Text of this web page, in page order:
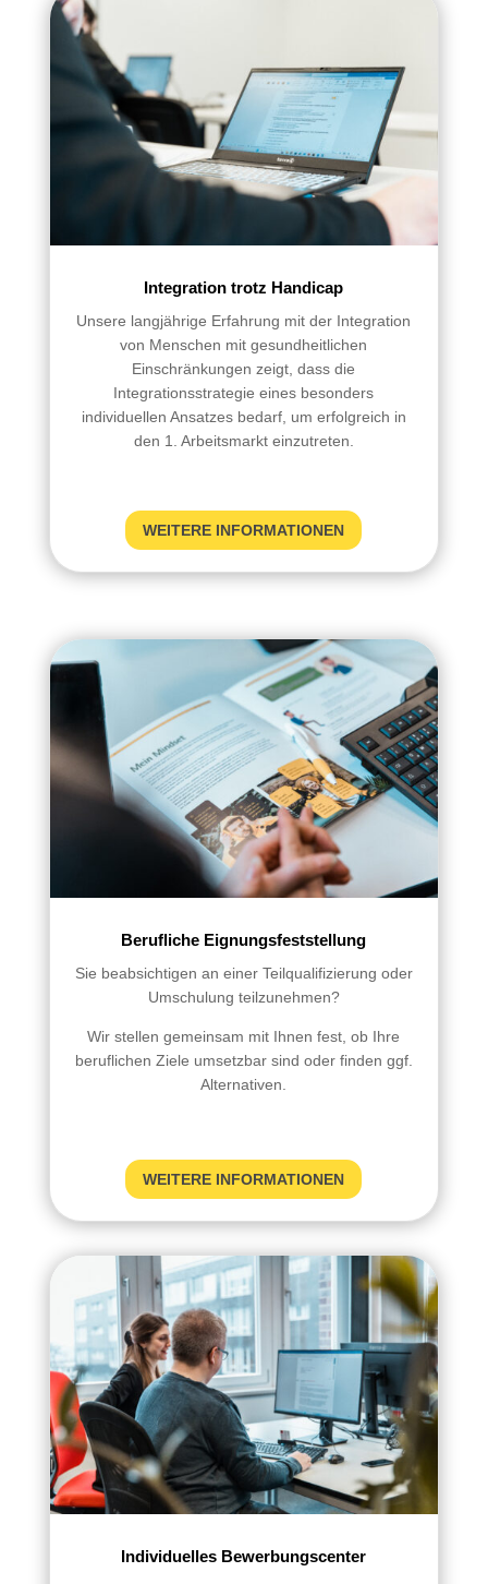
Integration trotz Handicap
Unsere langjährige Erfahrung mit der Integration
von Menschen mit gesundheitlichen
Einschränkungen zeigt, dass die
Integrationsstrategie eines besonders
individuellen Ansatzes bedarf, um erfolgreich in
den 1. Arbeitsmarkt einzutreten.
WEITERE INFORMATIONEN
Berufliche Eignungsfeststellung
Sie beabsichtigen an einer Teilqualifizierung oder
Umschulung teilzunehmen?
Wir stellen gemeinsam mit Ihnen fest, ob Ihre
beruflichen Ziele umsetzbar sind oder finden ggf.
Alternativen.
WEITERE INFORMATIONEN
Individuelles Bewerbungscenter